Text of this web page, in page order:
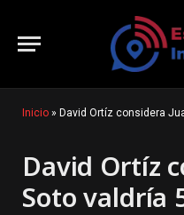
Inicio » David Ortíz considera
David Ortíz
Soto valdría